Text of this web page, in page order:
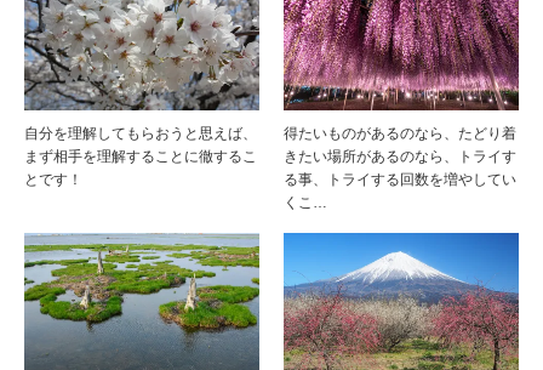
自分を理解してもらおうと思えば、
まず相手を理解することに徹するこ
とです！
得たいものがあるのなら、たどり着
きたい場所があるのなら、トライす
る事、トライする回数を増やしてい
くこ…